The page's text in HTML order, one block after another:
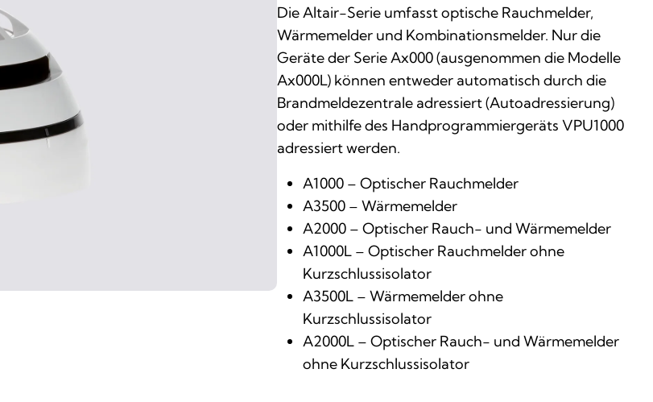
Die Altair-Serie umfasst optische Rauchmelder,
Wärmemelder und Kombinationsmelder. Nur die
Geräte der Serie Ax000 (ausgenommen die Modelle
Ax000L) können entweder automatisch durch die
Brandmeldezentrale adressiert (Autoadressierung)
oder mithilfe des Handprogrammiergeräts VPU1000
adressiert werden.
A1000 – Optischer Rauchmelder
A3500 – Wärmemelder
A2000 – Optischer Rauch- und Wärmemelder
A1000L – Optischer Rauchmelder ohne
Kurzschlussisolator
A3500L – Wärmemelder ohne
Kurzschlussisolator
A2000L – Optischer Rauch- und Wärmemelder
ohne Kurzschlussisolator